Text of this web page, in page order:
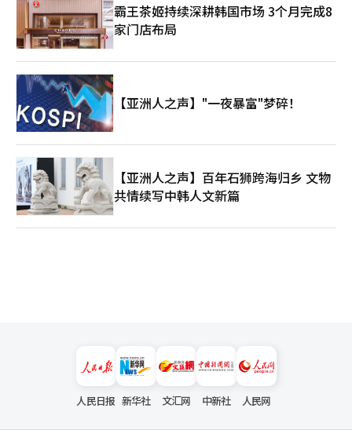
霸王茶姬持续深耕韩国市场 3个月完成8
家门店布局
【亚洲人之声】"一夜暴富"梦碎！
【亚洲人之声】百年石狮跨海归乡 文物
共情续写中韩人文新篇
人民日报 新华社 文汇网 中新社 人民网